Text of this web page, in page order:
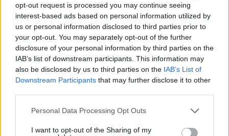
opt-out request is processed you may continue seeing
interest-based ads based on personal information utilized by
us or personal information disclosed to third parties prior to
your opt-out. You may separately opt-out of the further
disclosure of your personal information by third parties on the
IAB’s list of downstream participants. This information may
also be disclosed by us to third parties on the IAB’s List of
Downstream Participants that may further disclose it to other
Please note that this website/app uses one or more Google
not limited to your visit or usage behaviour. You may click to
Personal Data Processing Opt Outs
I want to opt-out of the Sharing of my
Νεκρός ο Ιμπραχίμ Ακίλ, επικεφαλής του
επιχειρησιακού βραχίονα της Χεζμπολάχ - Ισραηλινές
δυνάμεις απάντησαν στην επίθεση με ρουκέτες από
τη Χεζμπολάχ